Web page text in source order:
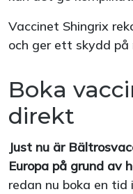
Vaccinet Shingrix
och ger ett skydd på
Boka
direkt
Just nu är
Europa på grund av
redan nu boka en